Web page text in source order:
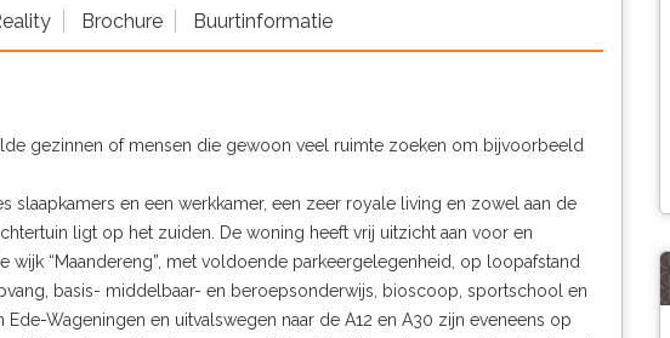
Brochure Buurtinformatie
gezinnen of mensen die gewoon veel ruimte zoeken om bijvoorbeeld
slaapkamers en een werkkamer, een zeer royale living en zowel aan de
ligt op het zuiden. De woning heeft vrij uitzicht aan voor en
wijk “Maandereng”, met voldoende parkeergelegenheid, op loopafstand
basis- middelbaar- en beroepsonderwijs, bioscoop, sportschool en
Wageningen en uitvalswegen naar de A12 en A30 zijn eveneens op